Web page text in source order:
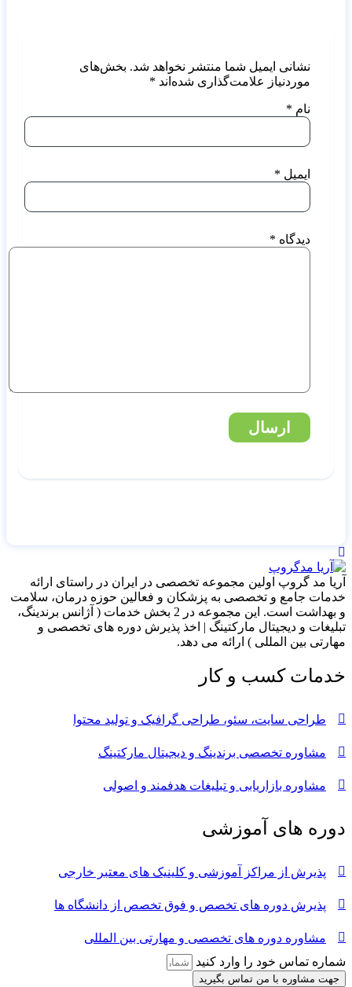
نشانی ایمیل شما منتشر نخواهد شد. بخش‌های
موردنیاز علامت‌گذاری شده‌اند *
نام *
ایمیل *
دیدگاه *
ارسال
آریا مد گروپ اولین مجموعه تخصصی در ایران در راستای ارائه
خدمات جامع و تخصصی به پزشکان و فعالین حوزه درمان، سلامت
و بهداشت است. این مجموعه در 2 بخش خدمات ( آژانس برندینگ،
تبلیغات و دیجیتال مارکتینگ | اخذ پذیرش دوره های تخصصی و
مهارتی بین المللی ) ارائه می دهد.
خدمات کسب و کار
طراحی سایت، سئو، طراحی گرافیک و تولید محتوا
مشاوره تخصصی برندینگ و دیجیتال مارکتینگ
مشاوره بازاریابی و تبلیغات هدفمند و اصولی
دوره های آموزشی
پذیرش از مراکز آموزشی و کلینیک های معتبر خارجی
پذیرش دوره های تخصص و فوق تخصص از دانشگاه ها
مشاوره دوره های تخصصی و مهارتی بین المللی
شماره تماس خود را وارد کنید
جهت مشاوره با من تماس بگیرید